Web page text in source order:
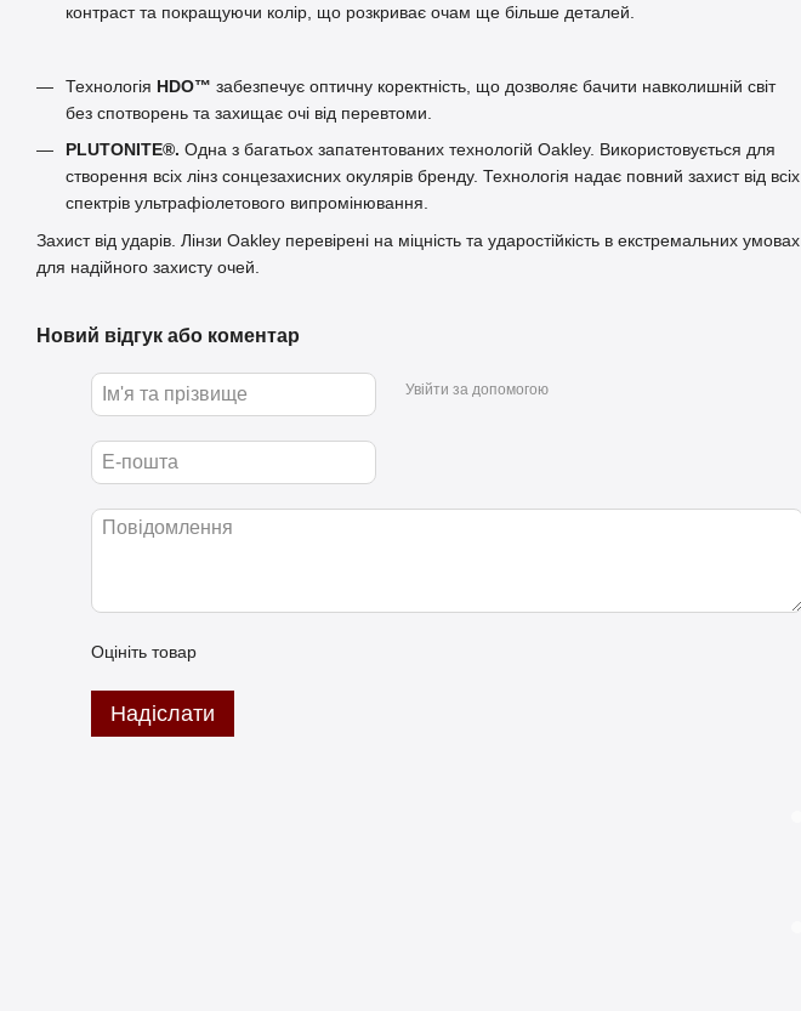
контраст та покращуючи колір, що розкриває очам ще більше деталей.
Технологія HDO™ забезпечує оптичну коректність, що дозволяє бачити навколишній світ
без спотворень та захищає очі від перевтоми.
PLUTONITE®. Одна з багатьох запатентованих технологій Oakley. Використовується для
створення всіх лінз сонцезахисних окулярів бренду. Технологія надає повний захист від всіх
спектрів ультрафіолетового випромінювання.
Захист від ударів. Лінзи Oakley перевірені на міцність та ударостійкість в екстремальних умовах
для надійного захисту очей.
Новий відгук або коментар
Увійти за допомогою
Оцініть товар
Надіслати